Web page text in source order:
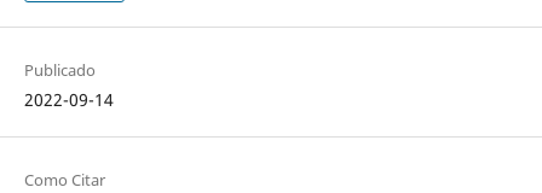
Publicado
2022-09-14
Como Citar